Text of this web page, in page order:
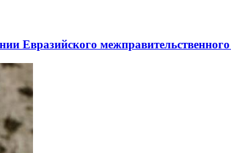
Евразийского